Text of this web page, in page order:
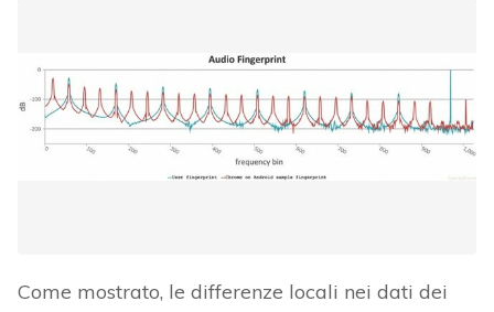
Come mostrato, le differenze locali nei dati dei